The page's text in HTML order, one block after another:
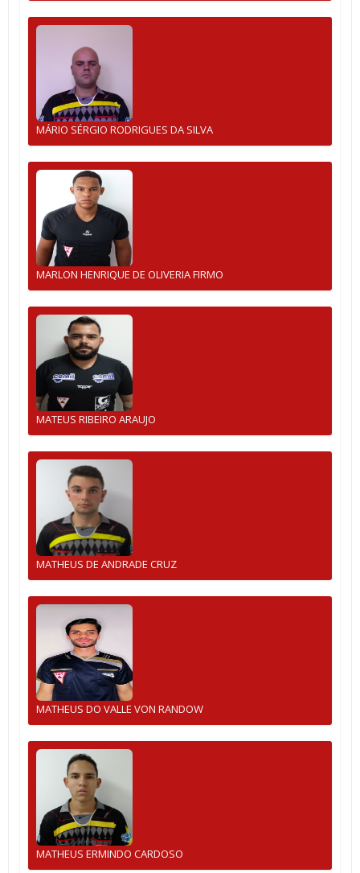
MÁRIO SÉRGIO RODRIGUES DA SILVA
MARLON HENRIQUE DE OLIVERIA FIRMO
MATEUS RIBEIRO ARAUJO
MATHEUS DE ANDRADE CRUZ
MATHEUS DO VALLE VON RANDOW
MATHEUS ERMINDO CARDOSO